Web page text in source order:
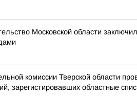
Московской области
комиссии Тверской области
зарегистировавших областные